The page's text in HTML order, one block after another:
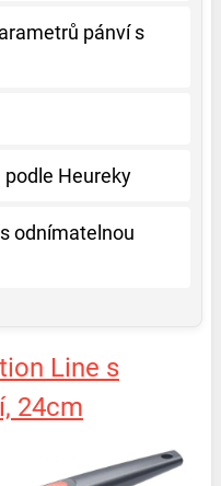
pánví s
Heureky
odnímatelnou
Line s
24cm